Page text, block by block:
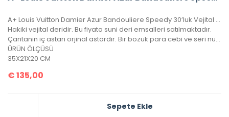
A+ Louis Vuitton Damier Azur Bandouliere Speedy 30’luk Vejital Deri
Hakiki vejital deridir. Bu fiyata suni deri emsalleri satılmaktadır.
Çantanın iç astarı orjinal astardır. Bir bozuk para cebi ve seri numarası mevcuttur.
ÜRÜN ÖLÇÜSÜ
35X21X20 CM
€135,00
Sepete Ekle